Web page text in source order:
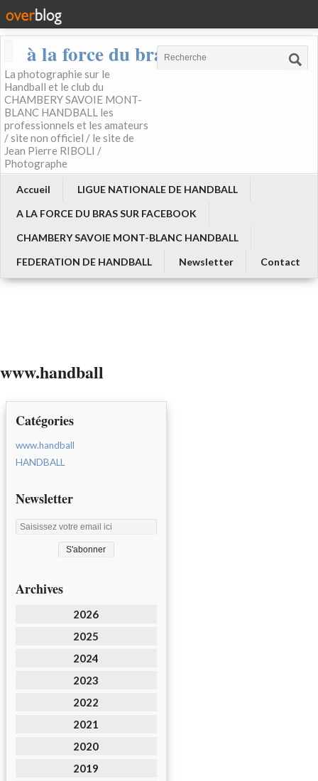
à la force du bras
La photographie sur le
Handball et le club du
CHAMBERY SAVOIE MONT-
BLANC HANDBALL les
professionnels et les amateurs
/ site non officiel / le site de
Jean Pierre RIBOLI /
Photographe
Accueil
LIGUE NATIONALE DE HANDBALL
A LA FORCE DU BRAS SUR FACEBOOK
CHAMBERY SAVOIE MONT-BLANC HANDBALL
FEDERATION DE HANDBALL
Newsletter Contact
www.handball
Catégories
www.handball
HANDBALL
Newsletter
Archives
2026
2025
2024
2023
2022
2021
2020
2019